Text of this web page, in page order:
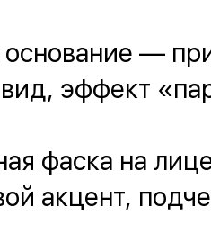
—
эффект
фаска на
акцент,